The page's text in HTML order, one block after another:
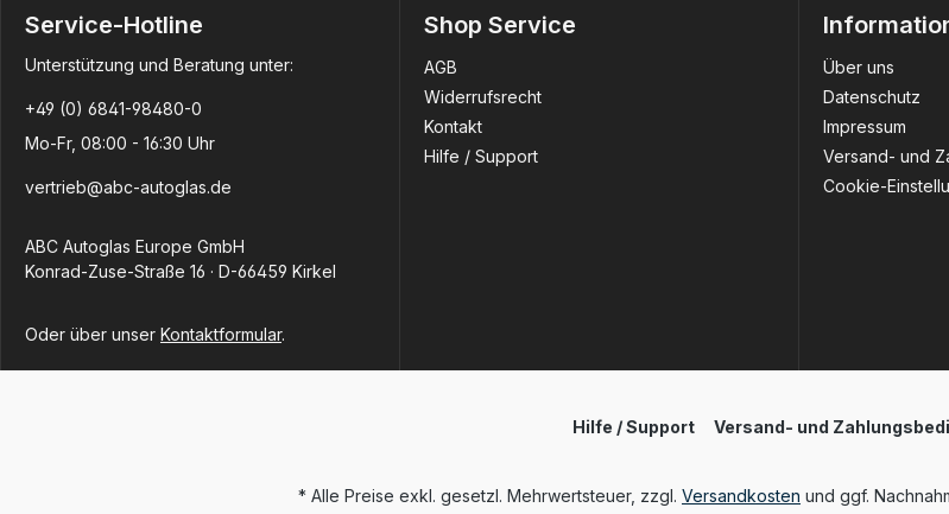
Service-Hotline
Unterstützung und Beratung unter:
+49 (0) 6841-98480-0
Mo-Fr, 08:00 - 16:30 Uhr
vertrieb@abc-autoglas.de
ABC Autoglas Europe GmbH
Konrad-Zuse-Straße 16 · D-66459 Kirkel
Oder über unser Kontaktformular.
Shop Service
AGB
Widerrufsrecht
Kontakt
Hilfe / Support
Über uns
Datenschutz
Impressum
Versand- und
Cookie-
Hilfe / Support Versand- und
* Alle Preise exkl. gesetzl. Mehrwertsteuer, zzgl. Versandkosten und ggf.